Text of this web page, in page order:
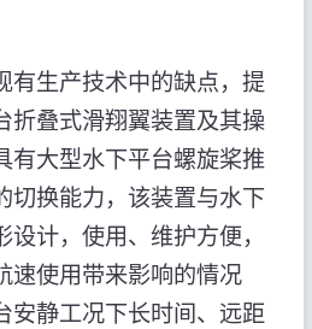
有生产技术中的缺点，提
折叠式滑翔翼装置及其操
有大型水下平台螺旋桨推
切换能力，该装置与水下
计，使用、维护方便，
速使用带来影响的情况
安静工况下长时间、远距